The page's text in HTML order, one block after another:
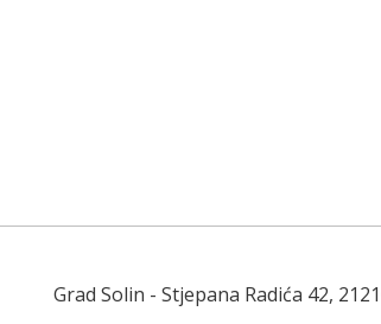
Grad Solin - Stjepana Radića 42,